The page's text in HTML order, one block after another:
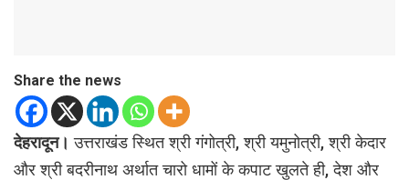
Share the news
देहरादून।उत्तराखंड स्थित श्री गंगोत्री, श्री यमुनोत्री, श्री केदार
और श्री बदरीनाथ अर्थात चारो धामों के कपाट खुलते ही, देश और